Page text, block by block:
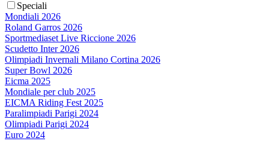
Speciali
Mondiali 2026
Roland Garros 2026
Sportmediaset Live Riccione 2026
Scudetto Inter 2026
Olimpiadi Invernali Milano Cortina 2026
Super Bowl 2026
Eicma 2025
Mondiale per club 2025
EICMA Riding Fest 2025
Paralimpiadi Parigi 2024
Olimpiadi Parigi 2024
Euro 2024